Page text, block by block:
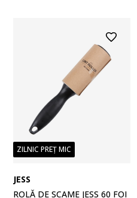
ZILNIC PREȚ MIC
JESS
ROLĂ DE SCAME JESS 60 FOI